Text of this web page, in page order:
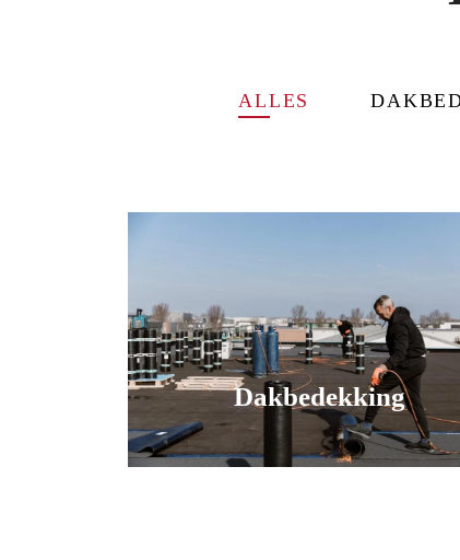
ALLES
Dakbedekking